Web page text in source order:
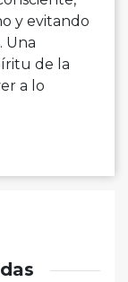
y evitando
Una
de la
a lo